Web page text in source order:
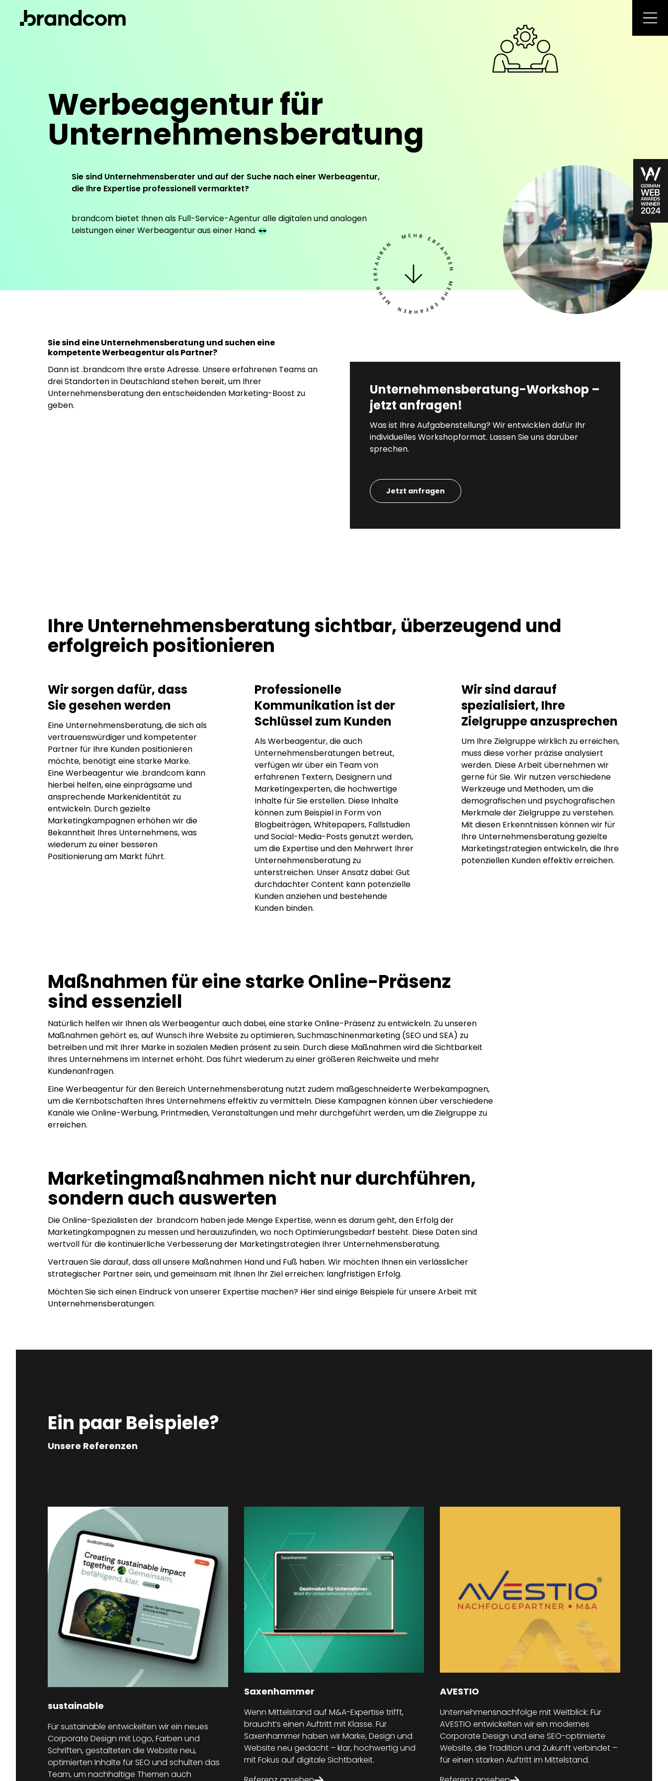
Werbeagentur für
Unternehmensberatung
Sie sind Unternehmensberater und auf der Suche nach einer Werbeagentur,
die Ihre Expertise professionell vermarktet?
brandcom bietet Ihnen als Full-Service-Agentur alle digitalen und analogen
Leistungen einer Werbeagentur aus einer Hand.
Sie sind eine Unternehmensberatung und suchen eine
kompetente Werbeagentur als Partner?
Dann ist .brandcom Ihre erste Adresse. Unsere erfahrenen Teams an
drei Standorten in Deutschland stehen bereit, um Ihrer
Unternehmensberatung den entscheidenden Marketing-Boost zu
geben.
Unternehmensberatung-Workshop –
jetzt anfragen!
Was ist Ihre Aufgabenstellung? Wir entwicklen dafür Ihr
individuelles Workshopformat. Lassen Sie uns darüber
sprechen.
Jetzt anfragen
Ihre Unternehmensberatung sichtbar, überzeugend und
erfolgreich positionieren
Wir sorgen dafür, dass
Sie gesehen werden
Eine Unternehmensberatung, die sich als
vertrauenswürdiger und kompetenter
Partner für Ihre Kunden positionieren
möchte, benötigt eine starke Marke.
Eine Werbeagentur wie .brandcom kann
hierbei helfen, eine einprägsame und
ansprechende Markenidentität zu
entwickeln. Durch gezielte
Marketingkampagnen erhöhen wir die
Bekanntheit Ihres Unternehmens, was
wiederum zu einer besseren
Positionierung am Markt führt.
Professionelle
Kommunikation ist der
Schlüssel zum Kunden
Als Werbeagentur, die auch
Unternehmensberatungen betreut,
verfügen wir über ein Team von
erfahrenen Textern, Designern und
Marketingexperten, die hochwertige
Inhalte für Sie erstellen. Diese Inhalte
können zum Beispiel in Form von
Blogbeiträgen, Whitepapers, Fallstudien
und Social-Media-Posts genutzt werden,
um die Expertise und den Mehrwert Ihrer
Unternehmensberatung zu
unterstreichen. Unser Ansatz dabei: Gut
durchdachter Content kann potenzielle
Kunden anziehen und bestehende
Kunden binden.
Wir sind darauf
spezialisiert, Ihre
Zielgruppe anzusprechen
Um Ihre Zielgruppe wirklich zu erreichen,
muss diese vorher präzise analysiert
werden. Diese Arbeit übernehmen wir
gerne für Sie. Wir nutzen verschiedene
Werkzeuge und Methoden, um die
demografischen und psychografischen
Merkmale der Zielgruppe zu verstehen.
Mit diesen Erkenntnissen können wir für
Ihre Unternehmensberatung gezielte
Marketingstrategien entwickeln, die Ihre
potenziellen Kunden effektiv erreichen.
Maßnahmen für eine starke Online-Präsenz
sind essenziell
Natürlich helfen wir Ihnen als Werbeagentur auch dabei, eine starke Online-Präsenz zu entwickeln. Zu unseren
Maßnahmen gehört es, auf Wunsch ihre Website zu optimieren, Suchmaschinenmarketing (SEO und SEA) zu
betreiben und mit Ihrer Marke in sozialen Medien präsent zu sein. Durch diese Maßnahmen wird die Sichtbarkeit
Ihres Unternehmens im Internet erhöht. Das führt wiederum zu einer größeren Reichweite und mehr
Kundenanfragen.
Eine Werbeagentur für den Bereich Unternehmensberatung nutzt zudem maßgeschneiderte Werbekampagnen,
um die Kernbotschaften Ihres Unternehmens effektiv zu vermitteln. Diese Kampagnen können über verschiedene
Kanäle wie Online-Werbung, Printmedien, Veranstaltungen und mehr durchgeführt werden, um die Zielgruppe zu
erreichen.
Marketingmaßnahmen nicht nur durchführen,
sondern auch auswerten
Die Online-Spezialisten der .brandcom haben jede Menge Expertise, wenn es darum geht, den Erfolg der
Marketingkampagnen zu messen und herauszufinden, wo noch Optimierungsbedarf besteht. Diese Daten sind
wertvoll für die kontinuierliche Verbesserung der Marketingstrategien Ihrer Unternehmensberatung.
Vertrauen Sie darauf, dass all unsere Maßnahmen Hand und Fuß haben. Wir möchten Ihnen ein verlässlicher
strategischer Partner sein, und gemeinsam mit Ihnen Ihr Ziel erreichen: langfristigen Erfolg.
Möchten Sie sich einen Eindruck von unserer Expertise machen? Hier sind einige Beispiele für unsere Arbeit mit
Unternehmensberatungen:
Ein paar Beispiele?
Unsere Referenzen
sustainable
Für sustainable entwickelten wir ein neues
Corporate Design mit Logo, Farben und
Schriften, gestalteten die Website neu,
optimierten Inhalte für SEO und schulten das
Team, um nachhaltige Themen auch
Saxenhammer
Wenn Mittelstand auf M&A-Expertise trifft,
braucht’s einen Auftritt mit Klasse. Für
Saxenhammer haben wir Marke, Design und
Website neu gedacht – klar, hochwertig und
mit Fokus auf digitale Sichtbarkeit.
AVESTIO
Unternehmensnachfolge mit Weitblick: Für
AVESTIO entwickelten wir ein modernes
Corporate Design und eine SEO-optimierte
Website, die Tradition und Zukunft verbindet –
für einen starken Auftritt im Mittelstand.​